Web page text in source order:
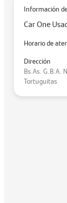
Información
Car One
Horario de
Dirección
Bs.As. G.B.A.
Tortuguitas